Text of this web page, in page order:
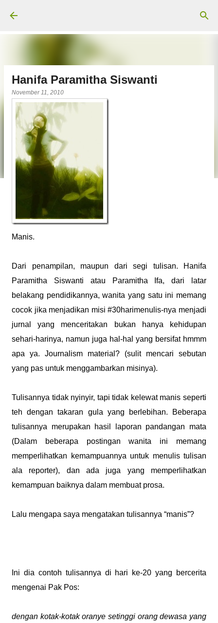
Hanifa Paramitha Siswanti
November 11, 2010
Manis.
Dari penampilan, maupun dari segi tulisan. Hanifa
Paramitha Siswanti atau Paramitha Ifa, dari latar
belakang pendidikannya, wanita yang satu ini memang
cocok jika menjadikan misi #30harimenulis-nya menjadi
jurnal yang menceritakan bukan hanya kehidupan
sehari-harinya, namun juga hal-hal yang bersifat hmmm
apa ya. Journalism material? (sulit mencari sebutan
yang pas untuk menggambarkan misinya).
Tulisannya tidak nyinyir, tapi tidak kelewat manis seperti
teh dengan takaran gula yang berlebihan. Beberapa
tulisannya merupakan hasil laporan pandangan mata
(Dalam beberapa postingan wanita ini memang
memperlihatkan kemampuannya untuk menulis tulisan
ala reporter), dan ada juga yang memperlihatkan
kemampuan baiknya dalam membuat prosa.
Lalu mengapa saya mengatakan tulisannya “manis”?
Ini dia contoh tulisannya di hari ke-20 yang bercerita
mengenai Pak Pos:
dengan kotak-kotak oranye setinggi orang dewasa yang